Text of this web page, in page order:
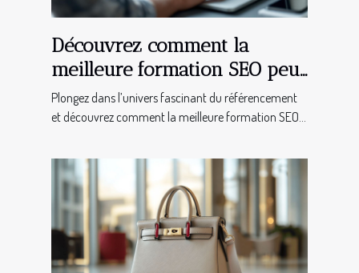
Découvrez comment la
meilleure formation SEO peut
transformer votre entreprise
Plongez dans l’univers fascinant du référencement
et découvrez comment la meilleure formation SEO...